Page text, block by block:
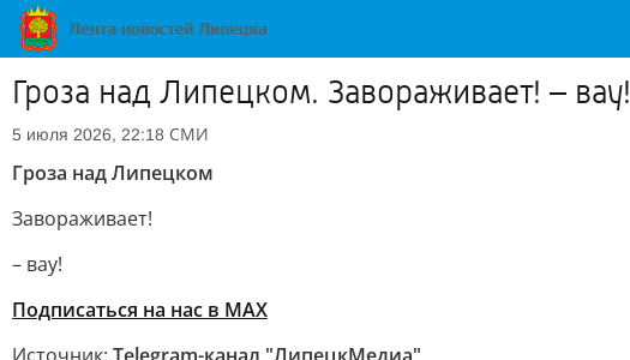
Гроза над Липецком. Завораживает! – вау!
5 июля 2026, 22:18 СМИ
Гроза над Липецком
Завораживает!
– вау!
Подписаться на нас в МАХ